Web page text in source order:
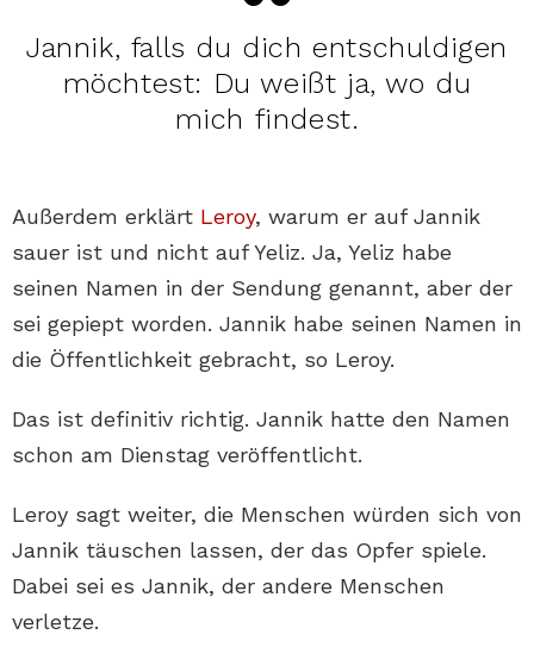
Jannik, falls du dich entschuldigen
möchtest: Du weißt ja, wo du
mich findest.
Außerdem erklärt Leroy, warum er auf Jannik
sauer ist und nicht auf Yeliz. Ja, Yeliz habe
seinen Namen in der Sendung genannt, aber der
sei gepiept worden. Jannik habe seinen Namen in
die Öffentlichkeit gebracht, so Leroy.
Das ist definitiv richtig. Jannik hatte den Namen
schon am Dienstag veröffentlicht.
Leroy sagt weiter, die Menschen würden sich von
Jannik täuschen lassen, der das Opfer spiele.
Dabei sei es Jannik, der andere Menschen
verletze.